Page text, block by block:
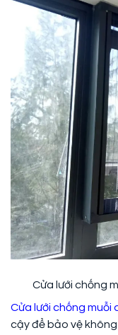
Cửa lưới chống
Cửa lưới chống muỗi
cậy để bảo vệ